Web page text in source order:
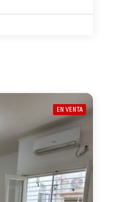
EN VENTA